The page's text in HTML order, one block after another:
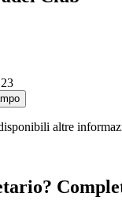
altre